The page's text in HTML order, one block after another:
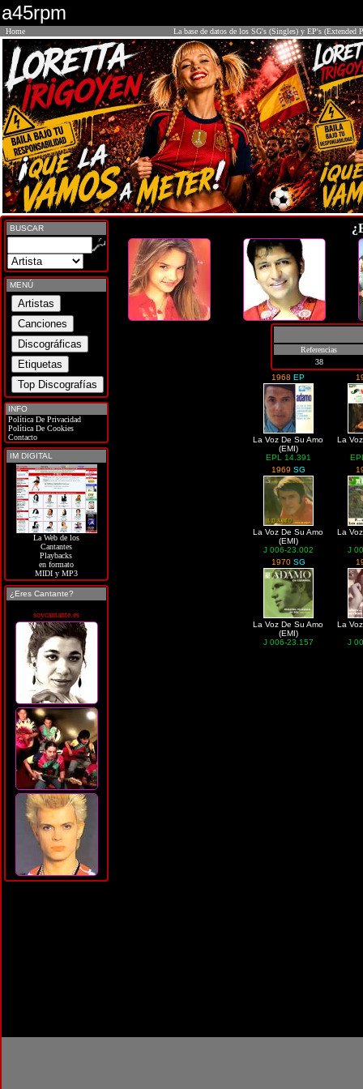
a45rpm
Home La base de datos de los SG's (Singles) y EP's (Extended
BUSCAR
MENÚ
INFO
Política De Privacidad
Política De Cookies
Contacto
IM DIGITAL
La Web de los
Cantantes
Playbacks
en formato
MIDI y MP3
¿Eres Cantante?
soycantante.es
Referencias
38
1968EP
La Voz De Su Amo
(EMI)
EPL 14.391
La
1969 SG
La Voz De Su Amo
(EMI)
J 006-23.002
La
J
1970 SG
La Voz De Su Amo
(EMI)
J 006-23.157
La
J